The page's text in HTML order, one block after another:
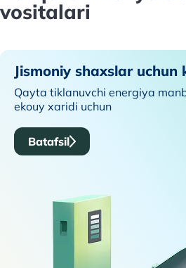
vositalari
Jismoniy shaxslar uchun
Qayta tiklanuvchi energiya
ekouy xaridi uchun
Batafsil